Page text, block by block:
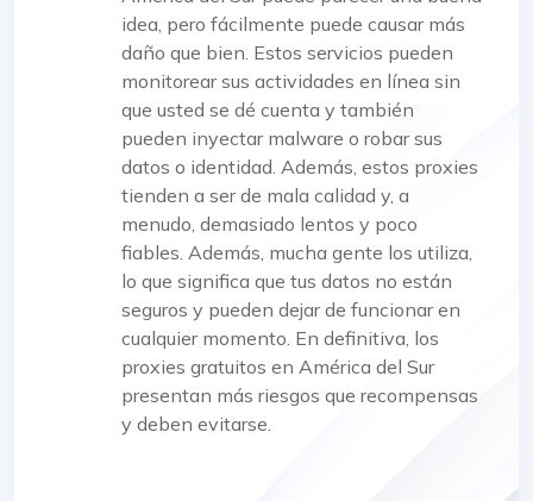
idea, pero fácilmente puede causar más
daño que bien. Estos servicios pueden
monitorear sus actividades en línea sin
que usted se dé cuenta y también
pueden inyectar malware o robar sus
datos o identidad. Además, estos proxies
tienden a ser de mala calidad y, a
menudo, demasiado lentos y poco
fiables. Además, mucha gente los utiliza,
lo que significa que tus datos no están
seguros y pueden dejar de funcionar en
cualquier momento. En definitiva, los
proxies gratuitos en América del Sur
presentan más riesgos que recompensas
y deben evitarse.